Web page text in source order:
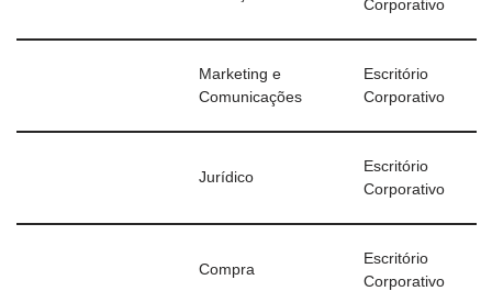
Corporativo
Marketing e
Comunicações
Escritório
Corporativo
Jurídico
Escritório
Corporativo
Compra
Escritório
Corporativo